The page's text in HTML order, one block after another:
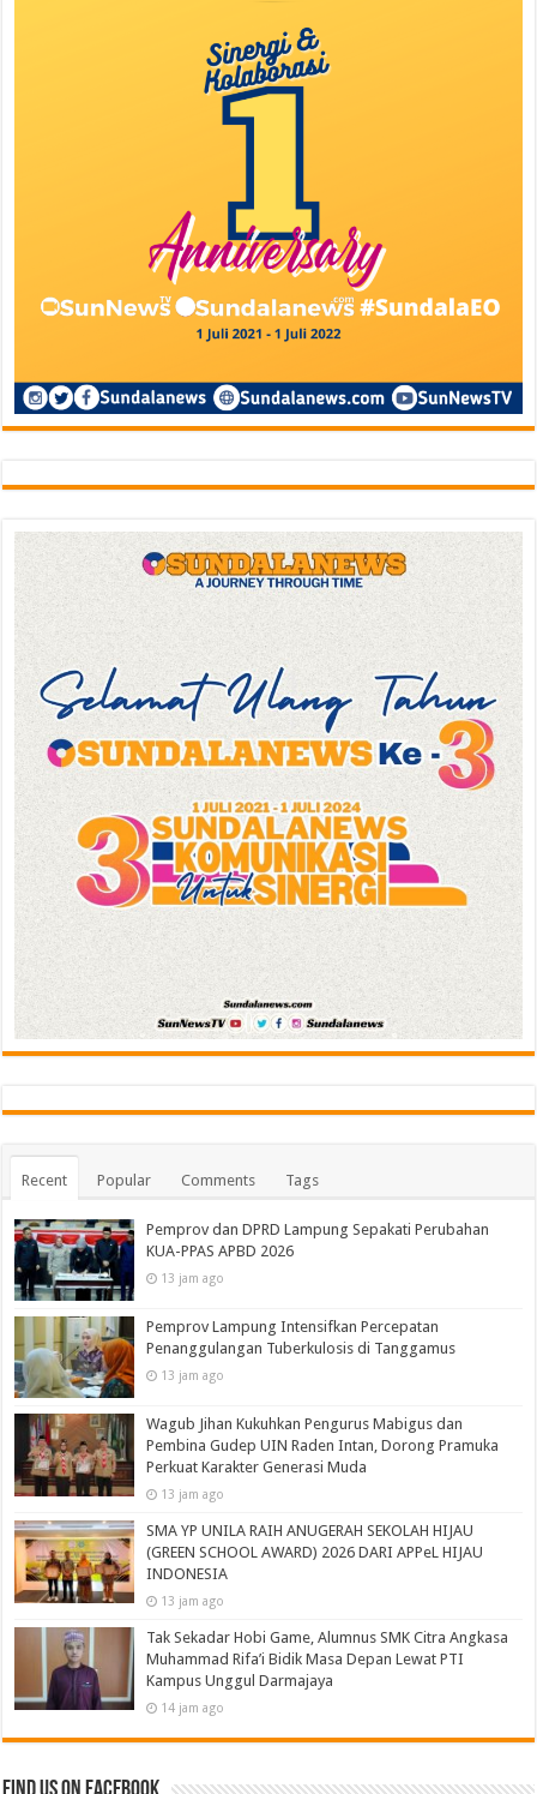
Recent Popular Comments Tags
Pemprov dan DPRD Lampung Sepakati Perubahan
KUA-PPAS APBD 2026
13 jam ago
Pemprov Lampung Intensifkan Percepatan
Penanggulangan Tuberkulosis di Tanggamus
13 jam ago
Wagub Jihan Kukuhkan Pengurus Mabigus dan
Pembina Gudep UIN Raden Intan, Dorong Pramuka
Perkuat Karakter Generasi Muda
13 jam ago
SMA YP UNILA RAIH ANUGERAH SEKOLAH HIJAU
(GREEN SCHOOL AWARD) 2026 DARI APPeL HIJAU
INDONESIA
13 jam ago
Tak Sekadar Hobi Game, Alumnus SMK Citra Angkasa
Muhammad Rifa’i Bidik Masa Depan Lewat PTI
Kampus Unggul Darmajaya
14 jam ago